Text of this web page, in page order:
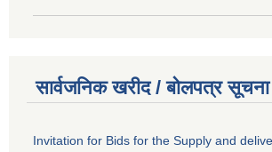
सार्वजनिक खरीद / बोलपत्र सूचना
Invitation for Bids for the Supply and